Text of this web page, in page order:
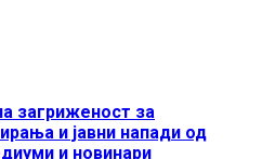
загриженост за
и јавни напади од
и новинари